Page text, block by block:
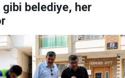
belediye, her